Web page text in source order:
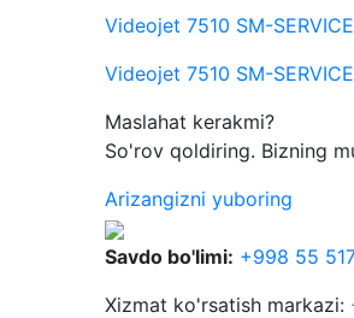
Videojet 7510 SM-
Videojet 7510 SM-
Maslahat kerakmi?
So'rov qoldiring. Bizning
Arizangizni yuboring
Savdo bo'limi: +998 55
Xizmat ko'rsatish markazi: